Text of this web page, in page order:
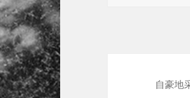
自豪地